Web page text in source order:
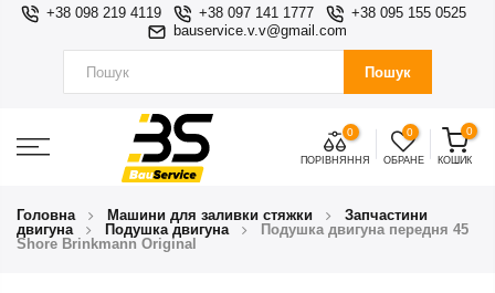
+38 098 219 4119 +38 097 141 1777
+38 095 155 0525
bauservice.v.v@gmail.com
Пошук
0
ПОРІВНЯННЯ
0
ОБРАНЕ
0
КОШИК
Головна Машини для заливки стяжки
Запчастини
двигуна
Подушка двигуна
Подушка двигуна передня 45
Shore Brinkmann Original